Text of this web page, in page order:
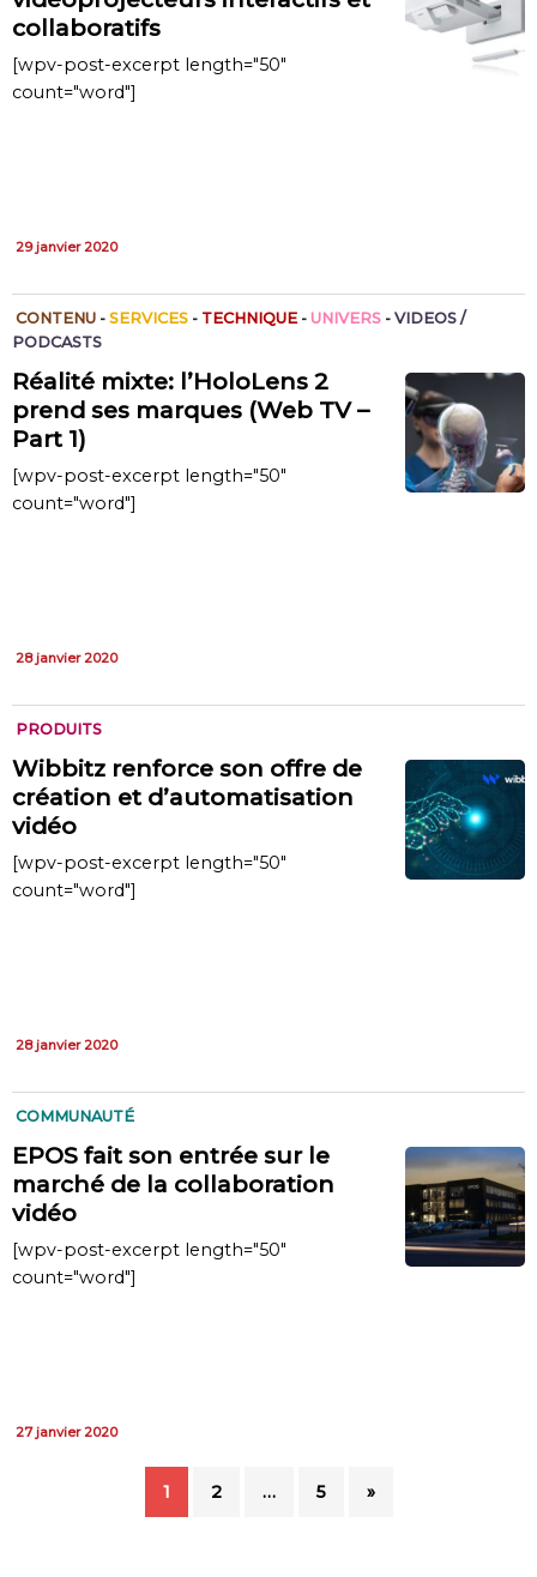
collaboratifs
[wpv-post-excerpt length="50"
count="word"]
29 janvier 2020
CONTENU - SERVICES - TECHNIQUE - UNIVERS - VIDEOS /
PODCASTS
Réalité mixte: l’HoloLens 2
prend ses marques (Web TV –
Part 1)
[wpv-post-excerpt length="50"
count="word"]
28 janvier 2020
PRODUITS
Wibbitz renforce son offre de
création et d’automatisation
vidéo
[wpv-post-excerpt length="50"
count="word"]
28 janvier 2020
COMMUNAUTÉ
EPOS fait son entrée sur le
marché de la collaboration
vidéo
[wpv-post-excerpt length="50"
count="word"]
27 janvier 2020
1 2 … 5 »